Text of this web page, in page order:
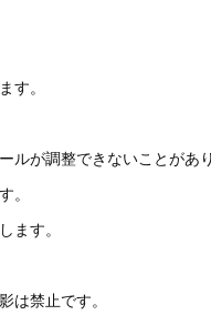
す。
ルが調整できないことがあ
。
ます。
は禁止です。